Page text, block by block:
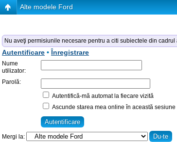
Alte modele Ford
Nu aveţi permisiunile necesare pentru a citi subiectele din cadrul
Autentificare • Înregistrare
Nume
utilizator:
Parolă:
Autentifică-mă automat la fiecare vizită
Ascunde starea mea online în această sesiune
Mergi la: